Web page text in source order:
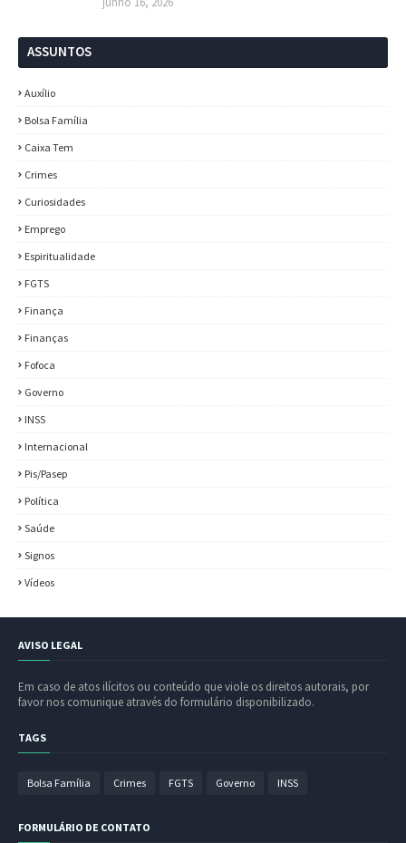
ASSUNTOS
Auxílio
Bolsa Família
Caixa Tem
Crimes
Curiosidades
Emprego
Espiritualidade
FGTS
Finança
Finanças
Fofoca
Governo
INSS
Internacional
Pis/Pasep
Política
Saúde
Signos
Vídeos
AVISO LEGAL
Em caso de atos ilícitos ou conteúdo que viole os direitos autorais, por
favor nos comunique através do formulário disponibilizado.
TAGS
Bolsa Família Crimes FGTS Governo INSS
FORMULÁRIO DE CONTATO